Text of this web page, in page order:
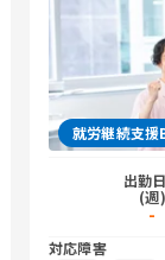
就労継続支援
出勤
(週)
-
対応障害